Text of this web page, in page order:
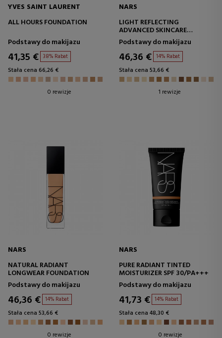
YVES SAINT LAURENT
ALL HOURS FOUNDATION
Podstawy do makijazu
41,35 € 38% Rabat
Stała cena 66,26 €
0 rewizje
NARS
LIGHT REFLECTING
ADVANCED SKINCARE
FOUNDATION
Podstawy do makijazu
46,36 € 14% Rabat
Stała cena 53,66 €
1 rewizje
NARS
NATURAL RADIANT
LONGWEAR FOUNDATION
Podstawy do makijazu
46,36 € 14% Rabat
Stała cena 53,66 €
0 rewizje
NARS
PURE RADIANT TINTED
MOISTURIZER SPF 30/PA+++
Podstawy do makijazu
41,73 € 14% Rabat
Stała cena 48,30 €
0 rewizje